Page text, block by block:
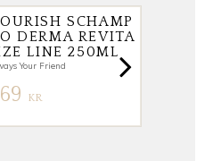
SCHAMP
DERMA REVITA
LINE 250ML
Your Friend
KR